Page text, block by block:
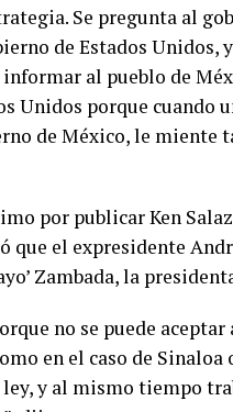
Se pregunta al
de Estados Unidos,
al pueblo de
Unidos porque
de México, le miente
por publicar Ken
que el expresidente
Zambada, la
no se puede
en el caso de Sinaloa
y al mismo tiempo